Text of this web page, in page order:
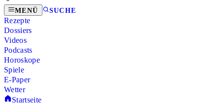
MENÜ SUCHE
Rezepte
Dossiers
Videos
Podcasts
Horoskope
Spiele
E-Paper
Wetter
Startseite